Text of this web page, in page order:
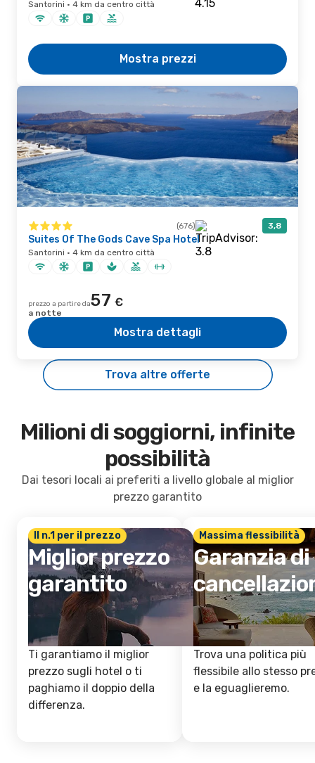
Santorini · 4 km da centro città
Mostra prezzi
(676) 3,8
Suites Of The Gods Cave Spa Hotel
Santorini · 4 km da centro città
prezzo a partire da57 €
a notte
Mostra dettagli
Trova altre offerte
Milioni di soggiorni, infinite
possibilità
Dai tesori locali ai preferiti a livello globale al miglior
prezzo garantito
Il n.1 per il prezzo
Miglior prezzo
garantito
Ti garantiamo il miglior
prezzo sugli hotel o ti
paghiamo il doppio della
differenza.
Massima flessibilità
Garanzia di
Trova una politica più
flessibile allo stesso
e la eguaglieremo.